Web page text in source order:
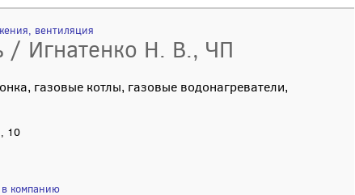
вентиляция
/ Игнатенко Н. В., ЧП
газовые котлы, газовые водонагреватели,
10
в компанию